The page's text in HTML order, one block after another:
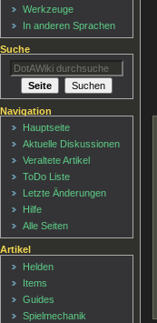
Werkzeuge
In anderen Sprachen
Suche
Navigation
Hauptseite
Aktuelle Diskussionen
Veraltete Artikel
ToDo Liste
Letzte Änderungen
Hilfe
Alle Seiten
Artikel
Helden
Items
Guides
Spielmechanik